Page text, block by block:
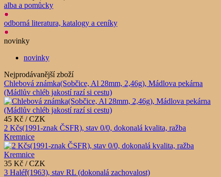
alba a pomůcky
odborná literatura, katalogy a ceníky
novinky
novinky
Nejprodávanější zboží
Chlebová známka(Sobčice, Al 28mm, 2,46g), Mádlova pekárna
(Mádlův chléb jakostí razí si cestu)
45 Kč / CZK
2 Kčs(1991-znak ČSFR), stav 0/0, dokonalá kvalita, ražba
Kremnice
35 Kč / CZK
3 Haléř(1963), stav RL (dokonalá zachovalost)